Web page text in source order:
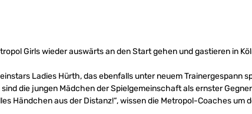
Girls wieder auswärts an den Start gehen und gastieren in
Ladies Hürth, das ebenfalls unter neuem Trainergespann
die jungen Mädchen der Spielgemeinschaft als ernster
Händchen aus der Distanz!“, wissen die Metropol-Coaches um